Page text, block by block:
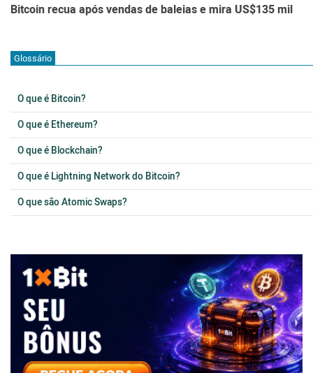
Bitcoin recua após vendas de baleias e mira US$135 mil
Glossário
O que é Bitcoin?
O que é Ethereum?
O que é Blockchain?
O que é Lightning Network do Bitcoin?
O que são Atomic Swaps?